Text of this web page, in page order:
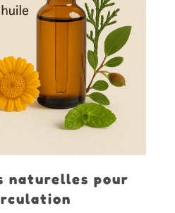
naturelles pour